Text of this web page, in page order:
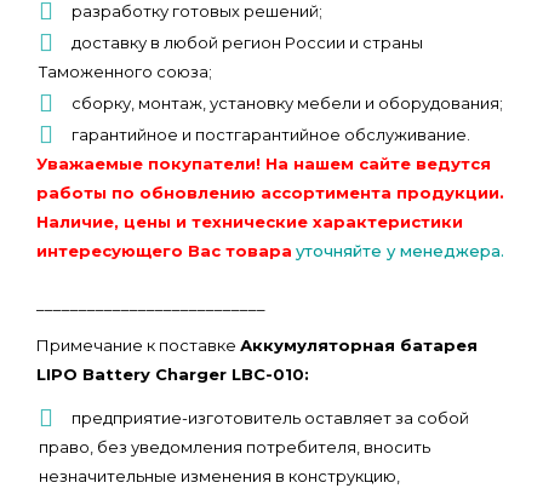
разработку готовых решений;
доставку в любой регион России и страны
Таможенного союза;
сборку, монтаж, установку мебели и оборудования;
гарантийное и постгарантийное обслуживание.
Уважаемые покупатели! На нашем сайте ведутся
работы по обновлению ассортимента продукции.
Наличие, цены и технические характеристики
интересующего Вас товара уточняйте у менеджера.
Примечание к поставке Аккумуляторная батарея
LIPO Battery Charger LBC-010:
предприятие-изготовитель оставляет за собой
право, без уведомления потребителя, вносить
незначительные изменения в конструкцию,